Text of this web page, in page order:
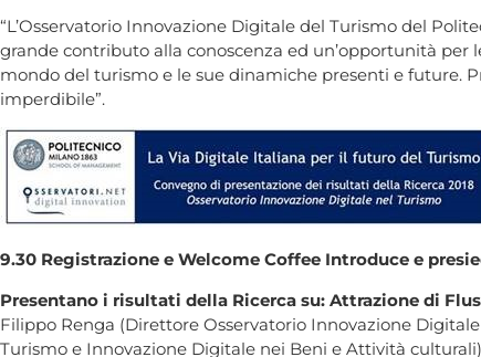
“L’Osservatorio Innovazione Digitale del Turismo del
grande contributo alla conoscenza ed un’opportunità
mondo del turismo e le sue dinamiche presenti e future.
imperdibile”.
9.30 Registrazione e Welcome Coffee Introduce e
Presentano i risultati della Ricerca su: Attrazione di
Filippo Renga (Direttore Osservatorio Innovazione
Turismo e Innovazione Digitale nei Beni e Attività culturali)